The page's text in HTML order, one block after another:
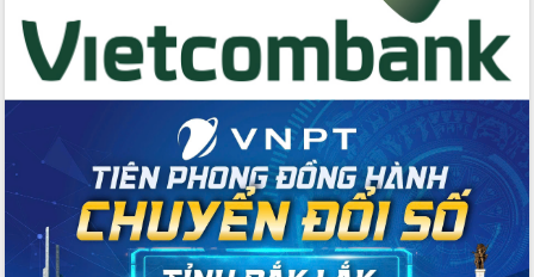
bản sắc
Đắk Lắk quyết tâm chống khai thác
hải sản bất hợp pháp, không báo cáo
và không theo quy định
Tăng cường quản lý chất lượng, an
toàn thực phẩm trên địa bàn tỉnh Đắk
UBND tỉnh kiểm tra Trung tâm hành
chính công xã Durkmăn và xã Krông
Ana